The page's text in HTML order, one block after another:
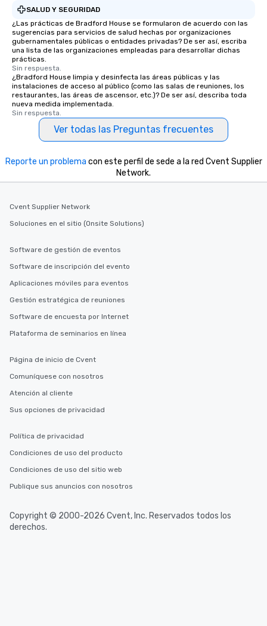
SALUD Y SEGURIDAD
¿Las prácticas de Bradford House se formularon de acuerdo con las
sugerencias para servicios de salud hechas por organizaciones
gubernamentales públicas o entidades privadas? De ser así, escriba
una lista de las organizaciones empleadas para desarrollar dichas
prácticas.
Sin respuesta.
¿Bradford House limpia y desinfecta las áreas públicas y las
instalaciones de acceso al público (como las salas de reuniones, los
restaurantes, las áreas de ascensor, etc.)? De ser así, describa toda
nueva medida implementada.
Sin respuesta.
Ver todas las Preguntas frecuentes
Reporte un problema con este perfil de sede a la red Cvent Supplier
Network.
Cvent Supplier Network
Soluciones en el sitio (Onsite Solutions)
Software de gestión de eventos
Software de inscripción del evento
Aplicaciones móviles para eventos
Gestión estratégica de reuniones
Software de encuesta por Internet
Plataforma de seminarios en línea
Página de inicio de Cvent
Comuníquese con nosotros
Atención al cliente
Sus opciones de privacidad
Política de privacidad
Condiciones de uso del producto
Condiciones de uso del sitio web
Publique sus anuncios con nosotros
Copyright © 2000-2026 Cvent, Inc. Reservados todos los
derechos.